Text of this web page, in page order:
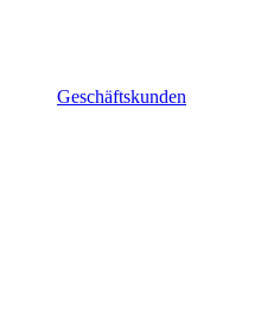
Geschäftskunden